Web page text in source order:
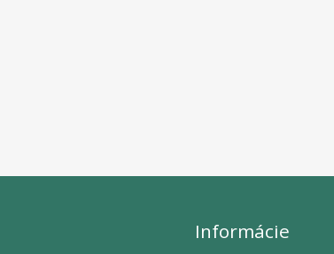
Informácie